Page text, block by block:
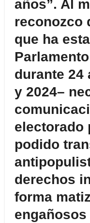
años”. Al
reconozco
que ha
durante 24
y 2024–
electorado
podido
derechos
forma